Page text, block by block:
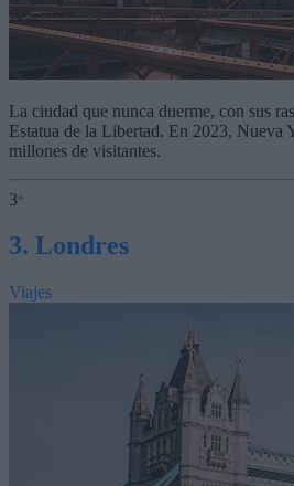
La ciudad que nunca duerme, con sus
Estatua de la Libertad. En 2023, Nueva
millones de visitantes.
3°
3. Londres
Viajes